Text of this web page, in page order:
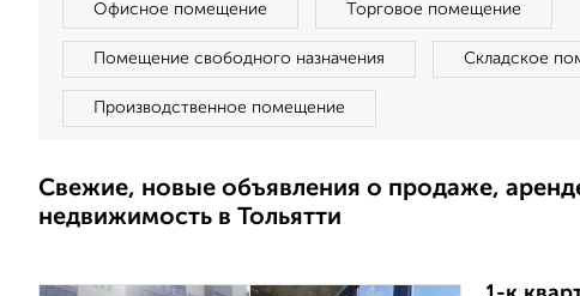
Офисное помещение Торговое помещение
Помещение свободного назначения Складское
Производственное помещение
Свежие, новые объявления о продаже,
недвижимость в Тольятти